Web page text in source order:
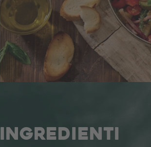
INGREDIENTI